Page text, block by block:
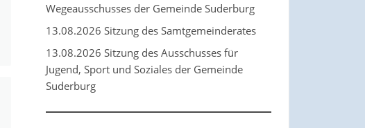
Wegeausschusses der Gemeinde Suderburg
13.08.2026 Sitzung des Samtgemeinderates
13.08.2026 Sitzung des Ausschusses für
Jugend, Sport und Soziales der Gemeinde
Suderburg